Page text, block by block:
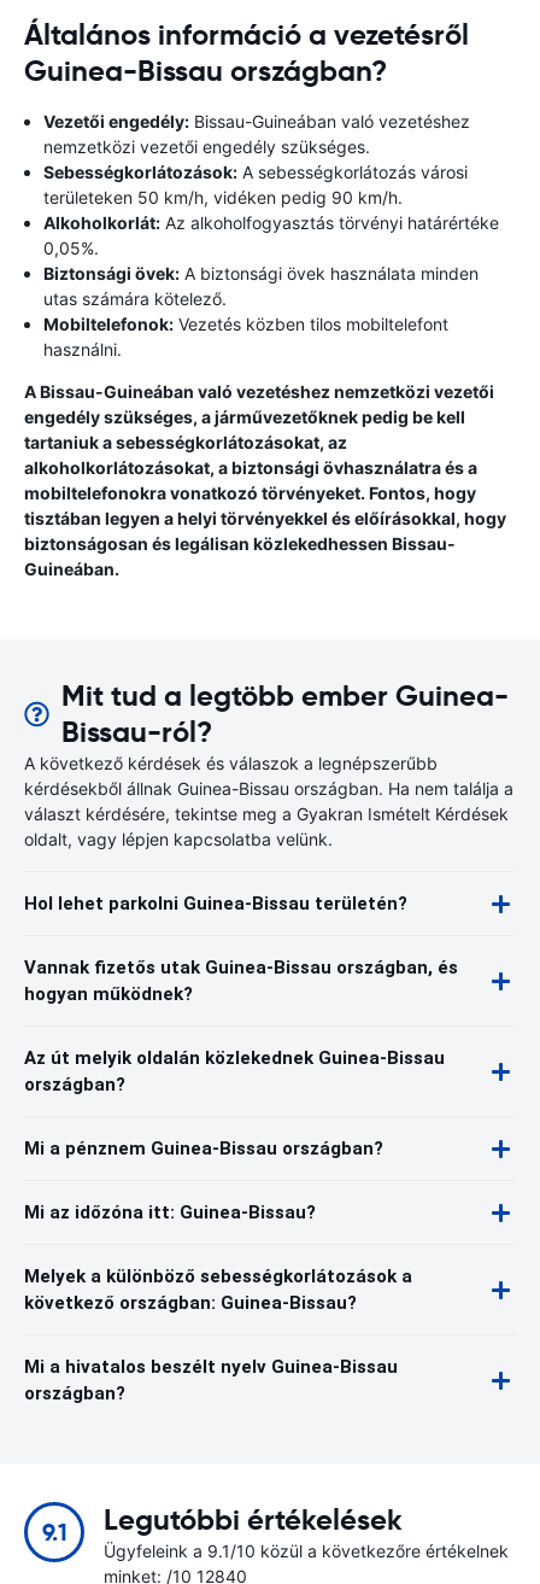
Általános információ a vezetésről
Guinea-Bissau országban?
Vezetői engedély: Bissau-Guineában való vezetéshez
nemzetközi vezetői engedély szükséges.
Sebességkorlátozások: A sebességkorlátozás városi
területeken 50 km/h, vidéken pedig 90 km/h.
Alkoholkorlát: Az alkoholfogyasztás törvényi határértéke
0,05%.
Biztonsági övek: A biztonsági övek használata minden
utas számára kötelező.
Mobiltelefonok: Vezetés közben tilos mobiltelefont
használni.
A Bissau-Guineában való vezetéshez nemzetközi vezetői
engedély szükséges, a járművezetőknek pedig be kell
tartaniuk a sebességkorlátozásokat, az
alkoholkorlátozásokat, a biztonsági övhasználatra és a
mobiltelefonokra vonatkozó törvényeket. Fontos, hogy
tisztában legyen a helyi törvényekkel és előírásokkal, hogy
biztonságosan és legálisan közlekedhessen Bissau-
Guineában.
Mit tud a legtöbb ember Guinea-
Bissau-ról?
A következő kérdések és válaszok a legnépszerűbb
kérdésekből állnak Guinea-Bissau országban. Ha nem találja a
választ kérdésére, tekintse meg a Gyakran Ismételt Kérdések
oldalt, vagy lépjen kapcsolatba velünk.
Hol lehet parkolni Guinea-Bissau területén?
Vannak fizetős utak Guinea-Bissau országban, és
hogyan működnek?
Az út melyik oldalán közlekednek Guinea-Bissau
országban?
Mi a pénznem Guinea-Bissau országban?
Mi az időzóna itt: Guinea-Bissau?
Melyek a különböző sebességkorlátozások a
következő országban: Guinea-Bissau?
Mi a hivatalos beszélt nyelv Guinea-Bissau
országban?
9.1 Legutóbbi értékelések
Ügyfeleink a 9.1/10 közül a következőre értékelnek
minket: /10 12840